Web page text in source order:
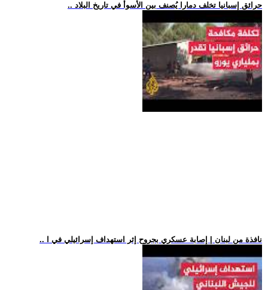
.. حرائق إسبانيا تخلف دمارا يُصنف بين الأسوأ في تاريخ البلاد
.. نافذة من لبنان | إصابة عسكري بجروح إثر استهداف إسرائيلي في ا